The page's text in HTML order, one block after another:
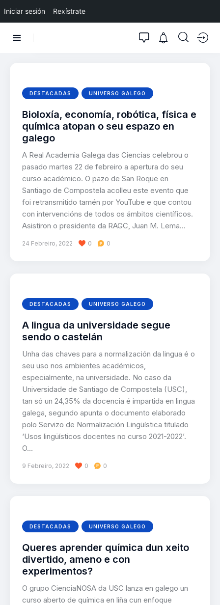
Iniciar sesión Rexístrate
DESTACADAS UNIVERSO GALEGO
Bioloxía, economía, robótica, física e
química atopan o seu espazo en
galego
A Real Academia Galega das Ciencias celebrou o
pasado martes 22 de febreiro a apertura do seu
curso académico. O pazo de San Roque en
Santiago de Compostela acolleu este evento que
foi retransmitido tamén por YouTube e que contou
con intervencións de todos os ámbitos científicos.
Asistiron o presidente da RAGC, Juan M. Lema…
24 Febreiro, 2022 0 0
DESTACADAS UNIVERSO GALEGO
A lingua da universidade segue
sendo o castelán
Unha das chaves para a normalización da lingua é o
seu uso nos ambientes académicos,
especialmente, na universidade. No caso da
Universidade de Santiago de Compostela (USC),
tan só un 24,35% da docencia é impartida en lingua
galega, segundo apunta o documento elaborado
polo Servizo de Normalización Lingüística titulado
‘Usos lingüísticos docentes no curso 2021-2022’.
O…
9 Febreiro, 2022 0 0
DESTACADAS UNIVERSO GALEGO
Queres aprender química dun xeito
divertido, ameno e con
experimentos?
O grupo CienciaNOSA da USC lanza en galego un
curso aberto de química en liña cun enfoque